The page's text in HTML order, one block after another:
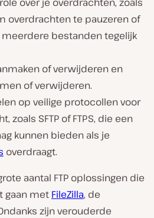
overdrachten te pauzeren of
bestanden tegelijk
of verwijderen en
of verwijderen.
op veilige protocollen voor
zoals SFTP of FTPS, die een
kunnen bieden als je
overdraagt.
aantal FTP oplossingen die
gaan met FileZilla, de
zijn verouderde